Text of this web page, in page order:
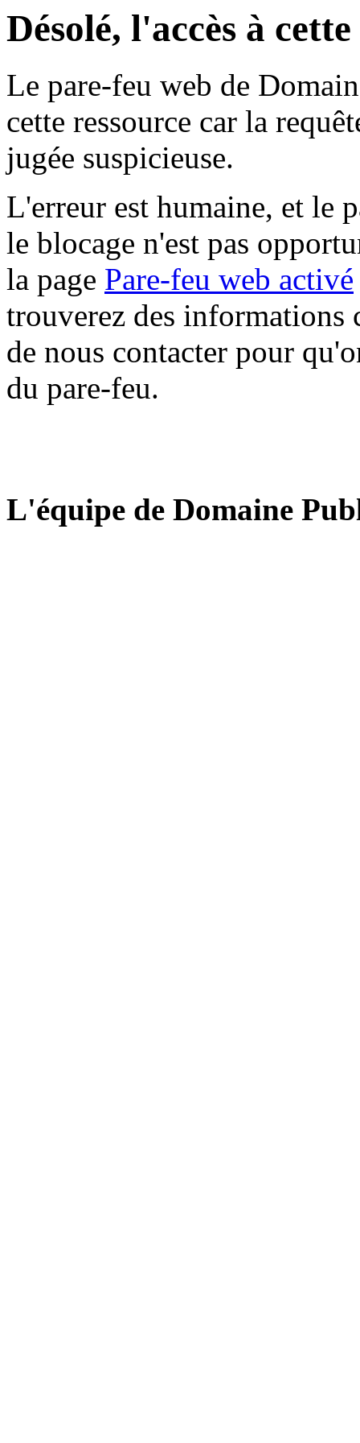
Désolé, l'accès à
Le pare-feu web de
cette ressource car la
jugée suspicieuse.
L'erreur est humaine, et le
le blocage n'est pas
la page Pare-feu web activé
trouverez des informations
de nous contacter pour
du pare-feu.
L'équipe de Domaine